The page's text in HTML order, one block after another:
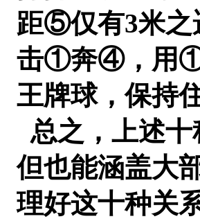
距⑤仅有3米
击①奔④，用①
王牌球，保持
总之，上述
但也能涵盖大
理好这十种关